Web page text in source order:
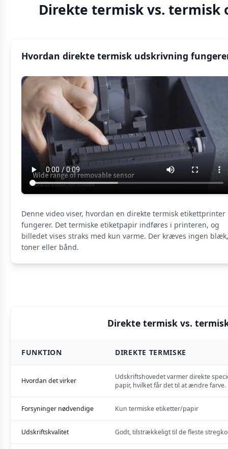
Direkte termisk vs. termisk
Hvordan direkte termisk udskrivning
Denne video viser, hvordan en direkte termisk etikettprinter
fungerer. Det termiske etiketpapir indføres i printeren, og
billedet vises straks med kun varme. Der kræves ingen blæk,
toner eller bånd.
Direkte termisk vs.
FUNKTION DIREKTE TERMISKE
Hvordan det virker
Udskriftshovedet varmer direkte
papir, hvilket får det til at ændre farve.
Forsyninger nødvendige Kun termiske etiketter/papir
Udskriftskvalitet Godt, tilstrækkeligt til de fleste